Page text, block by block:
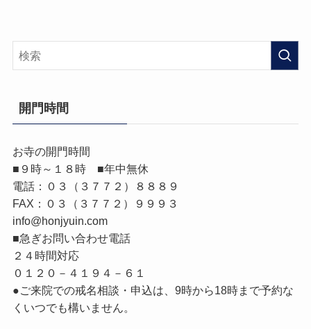
開門時間
お寺の開門時間
■９時～１８時 ■年中無休
電話：０３（３７７２）８８８９
FAX：０３（３７７２）９９９３
info@honjyuin.com
■急ぎお問い合わせ電話
２４時間対応
０１２０－４１９４－６１
●ご来院での戒名相談・申込は、9時から18時まで予約な
くいつでも構いません。